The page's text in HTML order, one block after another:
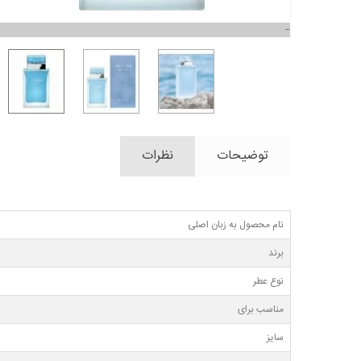
توضیحات نظرات
نام محصول به زبان اصلی
برند
نوع عطر
مناسب برای
سایز